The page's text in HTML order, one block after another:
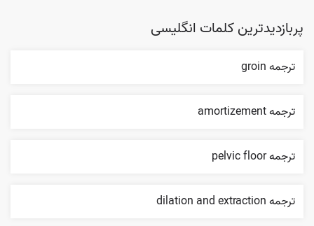
پربازدیدترین کلمات انگلیسی
ترجمه groin
ترجمه amortizement
ترجمه pelvic floor
ترجمه dilation and extraction